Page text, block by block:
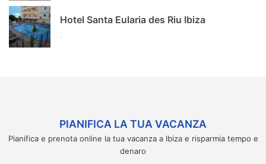
Hotel Santa Eularia des Riu Ibiza
PIANIFICA LA TUA VACANZA
Pianifica e prenota online la tua vacanza a Ibiza e risparmia tempo e
denaro